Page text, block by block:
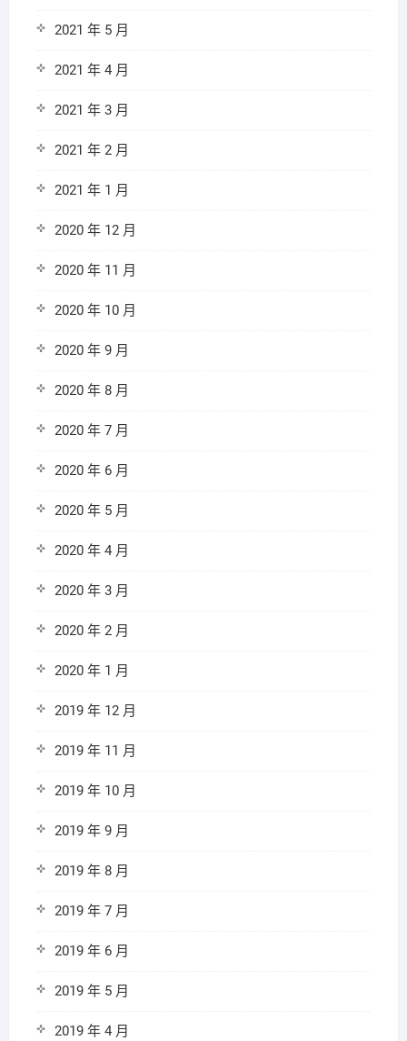
2021 年 5 月
2021 年 4 月
2021 年 3 月
2021 年 2 月
2021 年 1 月
2020 年 12 月
2020 年 11 月
2020 年 10 月
2020 年 9 月
2020 年 8 月
2020 年 7 月
2020 年 6 月
2020 年 5 月
2020 年 4 月
2020 年 3 月
2020 年 2 月
2020 年 1 月
2019 年 12 月
2019 年 11 月
2019 年 10 月
2019 年 9 月
2019 年 8 月
2019 年 7 月
2019 年 6 月
2019 年 5 月
2019 年 4 月